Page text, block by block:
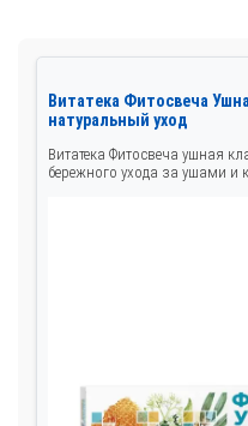
Витатека Фитосвеча
натуральный уход
Витатека Фитосвеча ушная
бережного ухода за ушами и